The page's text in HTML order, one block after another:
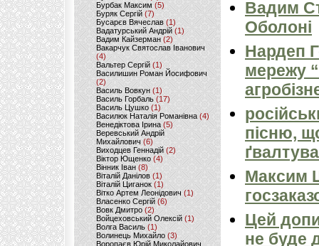
Бурбак Максим (5)
Буряк Сергій (7)
Бусарєв Вячеслав (1)
Вадатурський Андрій (1)
Вадим Кайзерман (2)
Вакарчук Святослав Іванович
(4)
Вальтер Сергій (1)
Василишин Роман Йосифович
(2)
Василь Вовкун (1)
Василь Горбаль (17)
Василь Цушко (1)
Василюк Наталія Романівна (4)
Венедіктова Ірина(5)
Веревський Андрій
Михайлович (6)
Виходцев Геннадій (2)
Віктор Ющенко (4)
Вінник Іван (8)
Віталій Данілов (1)
Віталій Циганок (1)
Вітко Артем Леонідович(1)
Власенко Сергій (6)
Вовк Дмитро(2)
Войцеховський Олексій(1)
Волга Василь (1)
Волинець Михайло (3)
Воропаєв Юрій Миколайович
Вадим
Оболоні
Нардеп
мережу
пісню,
Максим
Цей
не буде